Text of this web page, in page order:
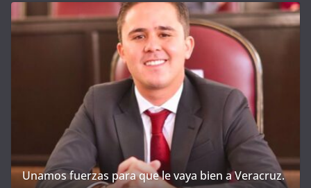
Unamos fuerzas para que le vaya bien a Veracruz.